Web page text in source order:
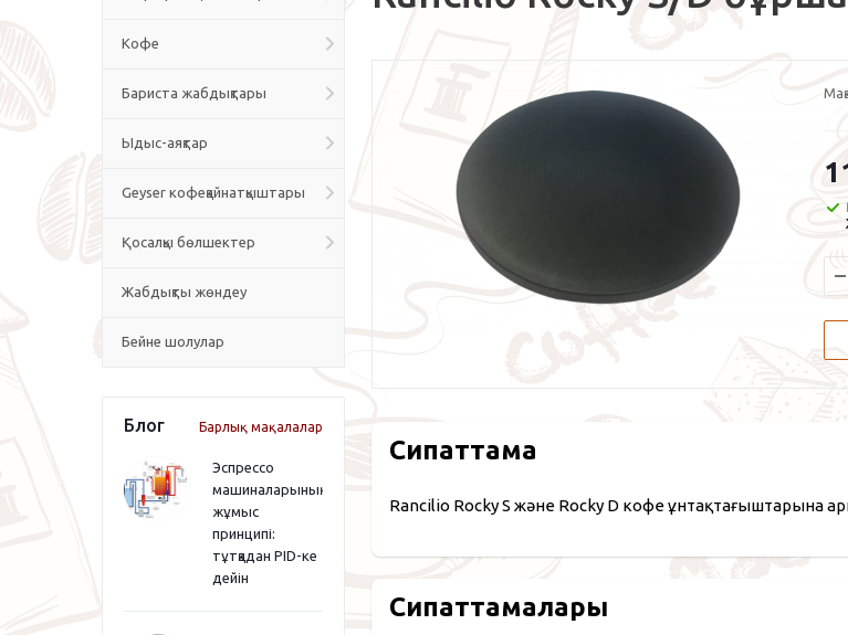
Кофе
Бариста жабдықтары
Ыдыс-аяқтар
Geyser кофеқайнатқыштары
Қосалқы бөлшектер
Жабдықты жөндеу
Бейне шолулар
Блог Барлық мақалалар
Эспрессо
машиналарының
жұмыс
принципі:
тұтқадан PID-ке
дейін
Сипаттама
Rancilio Rocky S және Rocky D кофе ұнтақтағыштарына
Сипаттамалары